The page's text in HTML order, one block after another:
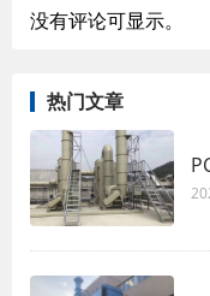
没有评论可显示。
热门文章